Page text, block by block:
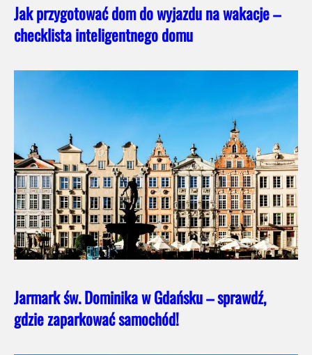
Jak przygotować dom do wyjazdu na wakacje –
checklista inteligentnego domu
Jarmark św. Dominika w Gdańsku – sprawdź,
gdzie zaparkować samochód!